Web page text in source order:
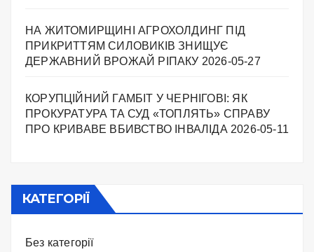
НА ЖИТОМИРЩИНІ АГРОХОЛДИНГ ПІД
ПРИКРИТТЯМ СИЛОВИКІВ ЗНИЩУЄ
ДЕРЖАВНИЙ ВРОЖАЙ РІПАКУ ​ 2026-05-27
КОРУПЦІЙНИЙ ГАМБІТ У ЧЕРНІГОВІ: ЯК
ПРОКУРАТУРА ТА СУД «ТОПЛЯТЬ» СПРАВУ
ПРО КРИВАВЕ ВБИВСТВО ІНВАЛІДА 2026-05-11
КАТЕГОРІЇ
Без категорії